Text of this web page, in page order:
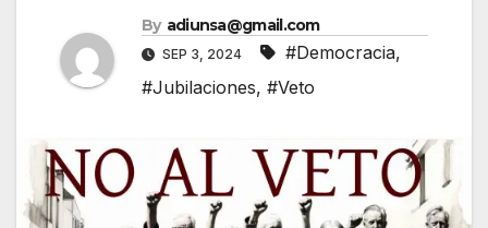
By adiunsa@gmail.com
SEP 3, 2024 #Democracia,
#Jubilaciones, #Veto